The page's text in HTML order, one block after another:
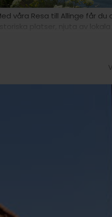
våra Resa till Allinge får du
platser, njuta av
dig och ge dig